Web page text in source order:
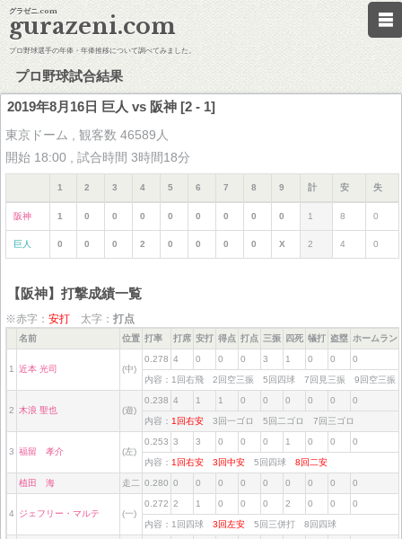
グラゼニ.com
gurazeni.com
プロ野球選手の年俸・年俸推移について調べてみました。
プロ野球試合結果
2019年8月16日 巨人 vs 阪神 [2 - 1]
東京ドーム , 観客数 46589人
開始 18:00 , 試合時間 3時間18分
1 2 3 4 5 6 7 8 9 計 安 失
阪神 1 0 0 0 0 0 0 0 0 1 8 0
巨人 0 0 0 2 0 0 0 0 X 2 4 0
【阪神】打撃成績一覧
※赤字： 安打 太字： 打点
名前 位置 打率 打席 安打 得点 打点 三振 四死 犠打 盗塁 ホームラン
1 近本 光司 (中)
0.278 4 0 0 0 3 1 0 0 0
内容：1回右飛 2回空三振 5回四球 7回見三振 9回空三
2 木浪 聖也 (遊)
0.238 4 1 1 0 0 0 0 0 0
内容： 1回右安 3回一ゴロ 5回二ゴロ 7回三ゴロ
3 福留 孝介 (左)
0.253 3 3 0 0 0 1 0 0 0
内容： 1回右安 3回中安 5回四球 8回二安
植田 海 走二 0.280 0 0 0 0 0 0 0 0 0
4 ジェフリー・マルテ (一)
0.272 2 1 0 0 0 2 0 0 0
内容：1回四球 3回左安 5回三併打 8回四球